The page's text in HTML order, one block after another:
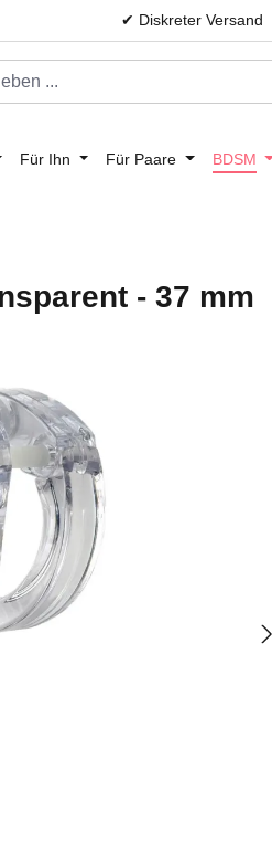
✔ Diskreter Versand
Für Ihn Für Paare BDSM
- 37 mm